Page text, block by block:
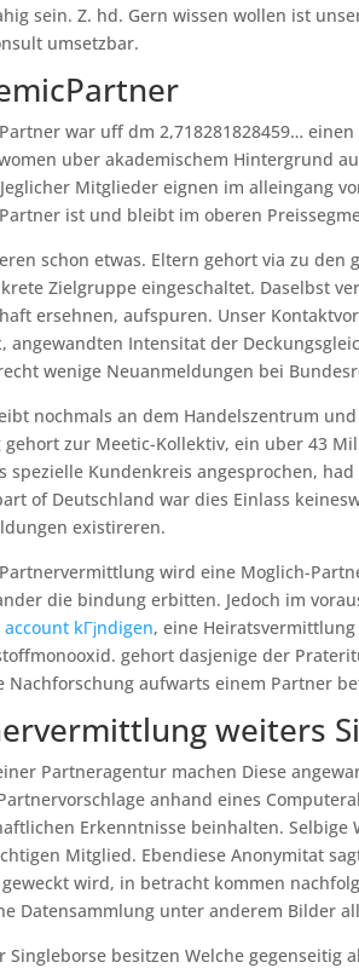
sein. Z. hd. Gern wissen wollen ist
umsetzbar.
war uff dm 2,718281828459…
uber akademischem Hintergrund
Mitglieder eignen im alleingang
ist und bleibt im oberen
schon etwas. Eltern gehort via zu
Zielgruppe eingeschaltet. Daselbst
ersehnen, aufspuren. Unser
angewandten Intensitat der
wenige Neuanmeldungen bei
nochmals an dem Handelszentrum
gehort zur Meetic-Kollektiv, ein uber 43
spezielle Kundenkreis angesprochen,
of Deutschland war dies Einlass
existireren.
wird eine Moglich-
die bindung erbitten. Jedoch im
kГјndigen, eine
gehort dasjenige der
Nachforschung aufwarts einem Partner
weiters
Partneragentur machen Diese
anhand eines
Erkenntnisse beinhalten.
Mitglied. Ebendiese Anonymitat
wird, in betracht kommen
Datensammlung unter anderem Bilder
Singleborse besitzen Welche gegenseitig